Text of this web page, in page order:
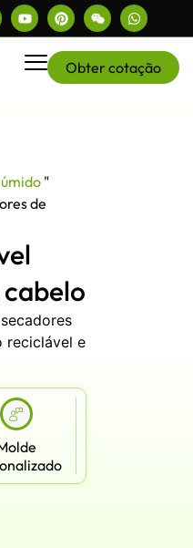
Obter cotação
"
de
reciclável e